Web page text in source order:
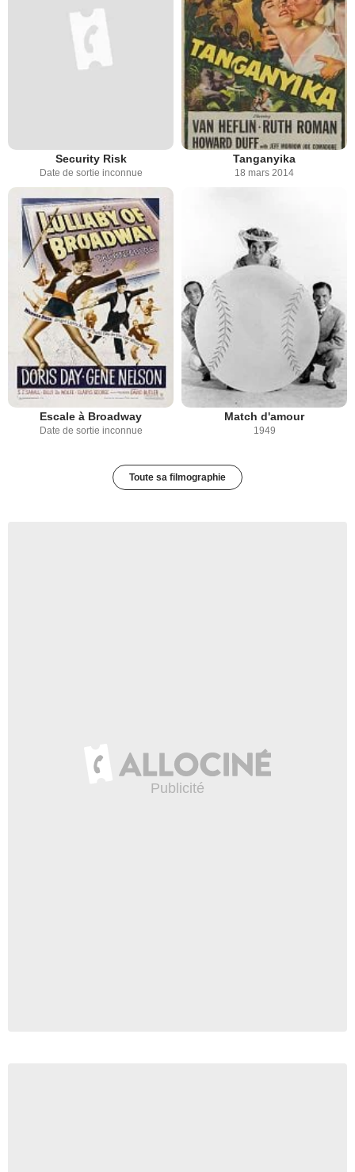
Security Risk
Date de sortie inconnue
Tanganyika
18 mars 2014
Escale à Broadway
Date de sortie inconnue
Match d'amour
1949
Toute sa filmographie